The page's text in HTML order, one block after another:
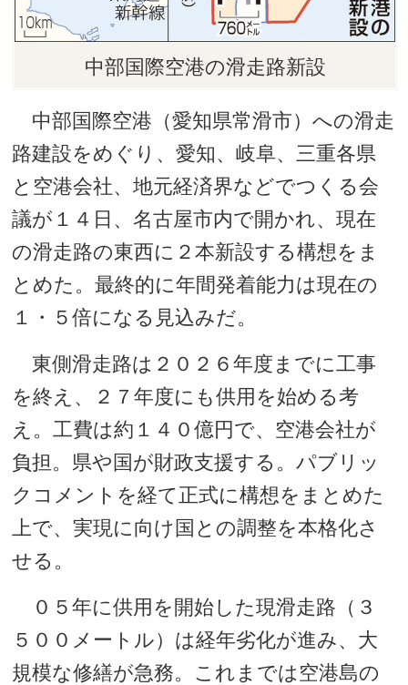
中部国際空港の滑走路新設
中部国際空港（愛知県常滑市）への滑走
路建設をめぐり、愛知、岐阜、三重各県
と空港会社、地元経済界などでつくる会
議が１４日、名古屋市内で開かれ、現在
の滑走路の東西に２本新設する構想をま
とめた。最終的に年間発着能力は現在の
１・５倍になる見込みだ。
東側滑走路は２０２６年度までに工事
を終え、２７年度にも供用を始める考
え。工費は約１４０億円で、空港会社が
負担。県や国が財政支援する。パブリッ
クコメントを経て正式に構想をまとめた
上で、実現に向け国との調整を本格化さ
せる。
０５年に供用を開始した現滑走路（３
５００メートル）は経年劣化が進み、大
規模な修繕が急務。これまでは空港島の